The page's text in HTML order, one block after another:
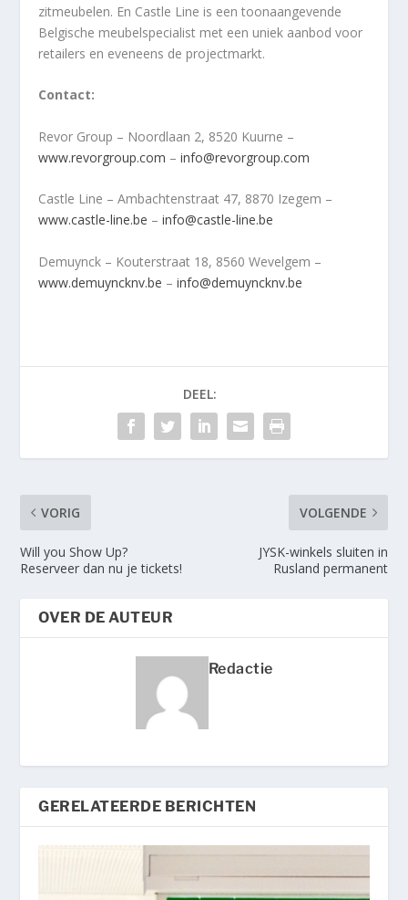
zitmeubelen. En Castle Line is een toonaangevende
Belgische meubelspecialist met een uniek aanbod voor
retailers en eveneens de projectmarkt.
Contact:
Revor Group – Noordlaan 2, 8520 Kuurne –
www.revorgroup.com –info@revorgroup.com
Castle Line – Ambachtenstraat 47, 8870 Izegem –
www.castle-line.be –info@castle-line.be
Demuynck – Kouterstraat 18, 8560 Wevelgem –
www.demuyncknv.be –info@demuyncknv.be
DEEL:
VORIG
Will you Show Up?
Reserveer dan nu je tickets!
VOLGENDE
JYSK-winkels sluiten in
Rusland permanent
OVER DE AUTEUR
Redactie
GERELATEERDE BERICHTEN